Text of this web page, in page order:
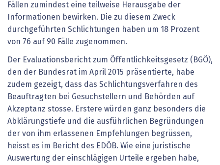
Fällen zumindest eine teilweise Herausgabe der
Informationen bewirken. Die zu diesem Zweck
durchgeführten Schlichtungen haben um 18 Prozent
von 76 auf 90 Fälle zugenommen.
Der Evaluationsbericht zum Öffentlichkeitsgesetz (BGÖ),
den der Bundesrat im April 2015 präsentierte, habe
zudem gezeigt, dass das Schlichtungsverfahren des
Beauftragten bei Gesuchstellern und Behörden auf
Akzeptanz stosse. Erstere würden ganz besonders die
Abklärungstiefe und die ausführlichen Begründungen
der von ihm erlassenen Empfehlungen begrüssen,
heisst es im Bericht des EDÖB. Wie eine juristische
Auswertung der einschlägigen Urteile ergeben habe,